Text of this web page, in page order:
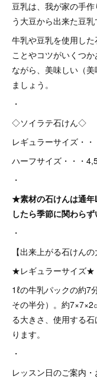
豆乳は、我が家の手
う大豆から出来た豆乳
牛乳や豆乳を使用し
ことやコツがいくつ
ながら、美味しい（
ましょう。
・
◇ソイラテ石けん◇
レギュラーサイズ・
ハーフサイズ・・・
・
★素材の石けんは通年
したら季節に関わら
・
【出来上がる石けん
★レギュラーサイズ★
1ℓの牛乳パックの約7
その半分）。約
る大きさ、使用する
ります。
・
レッスン日のご案内